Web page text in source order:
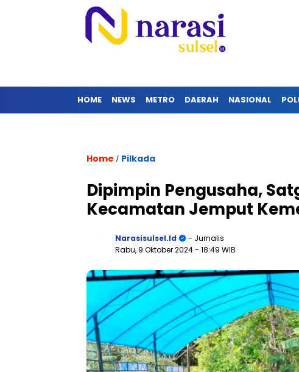
HOME NEWS METRO DAERAH NASIONAL
Home / Pilkada
Dipimpin Pengusaha,
Kecamatan Jemput
Narasisulsel.id
- Jurnalis
Rabu, 9 Oktober 2024- 18:49 WIB